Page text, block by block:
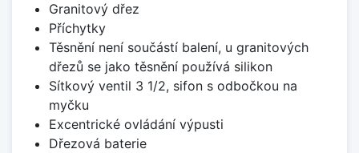
Granitový dřez
Příchytky
Těsnění není součástí balení, u granitových
dřezů se jako těsnění používá silikon
Sítkový ventil 3 1/2, sifon s odbočkou na
myčku
Excentrické ovládání výpusti
Dřezová baterie